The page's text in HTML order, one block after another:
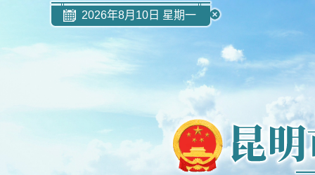
2026年8月10日 星期一